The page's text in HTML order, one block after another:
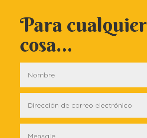
Para cualquier
cosa...